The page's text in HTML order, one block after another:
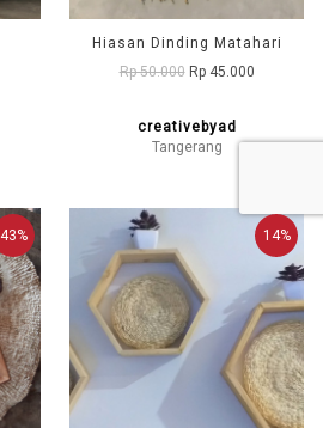
Hiasan Dinding Matahari
Rp 50.000 Rp 45.000
creativebyad
Tangerang
43% 14%